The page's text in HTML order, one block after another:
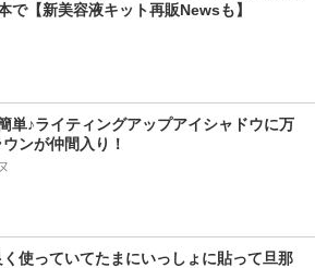
で【新美容液キット再販Newsも】
単♪ライティングアップアイシャドウに万
ンが仲間入り！
使っていてたまにいっしょに貼って旦那